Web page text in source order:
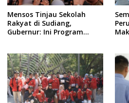
Mensos Tinjau Sekolah
Rakyat di Sudiang,
Gubernur: Ini Program